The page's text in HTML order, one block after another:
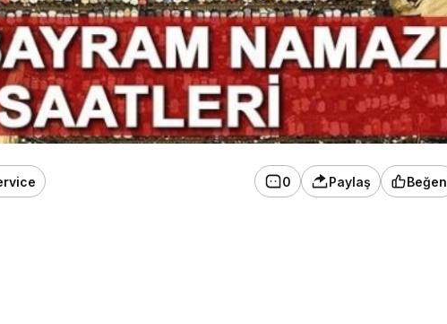
0 Paylaş Beğen